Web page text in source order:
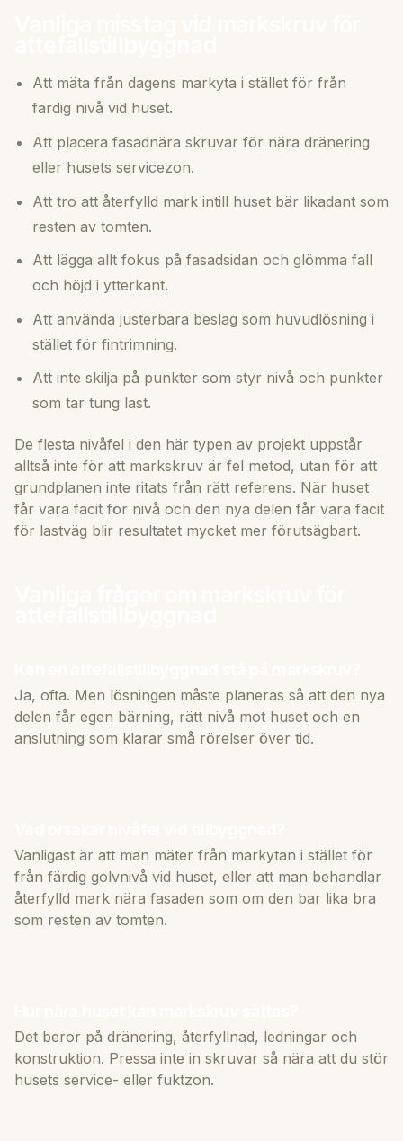
Att mäta från dagens markyta i stället för från
färdig nivå vid huset.
Att placera fasadnära skruvar för nära dränering
eller husets servicezon.
Att tro att återfylld mark intill huset bär likadant som
resten av tomten.
Att lägga allt fokus på fasadsidan och glömma fall
och höjd i ytterkant.
Att använda justerbara beslag som huvudlösning i
stället för fintrimning.
Att inte skilja på punkter som styr nivå och punkter
som tar tung last.
De flesta nivåfel i den här typen av projekt uppstår
alltså inte för att markskruv är fel metod, utan för att
grundplanen inte ritats från rätt referens. När huset
får vara facit för nivå och den nya delen får vara facit
för lastväg blir resultatet mycket mer förutsägbart.
Ja, ofta. Men lösningen måste planeras så att den nya
delen får egen bärning, rätt nivå mot huset och en
anslutning som klarar små rörelser över tid.
Vanligast är att man mäter från markytan i stället för
från färdig golvnivå vid huset, eller att man behandlar
återfylld mark nära fasaden som om den bar lika bra
som resten av tomten.
Det beror på dränering, återfyllnad, ledningar och
konstruktion. Pressa inte in skruvar så nära att du stör
husets service- eller fuktzon.